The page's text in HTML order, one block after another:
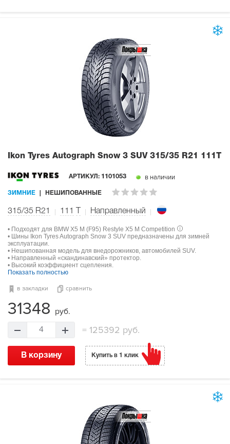
Ikon Tyres Autograph Snow 3 SUV 315/35 R21 111T
АРТИКУЛ: 1101053 в наличии
ЗИМНИЕ НЕШИПОВАННЫЕ
315/35 R21 111 Направленный
• Подходят для BMW X5 M (F95) Restyle X5 M Competition
• Шины Ikon Tyres Autograph Snow 3 SUV предназначены для зимней
эксплуатации.
• Нешипованная модель для внедорожников, автомобилей SUV.
• Направленный «скандинавский» протектор.
• Высокий коэффициент сцепления.
Показать полностью
в закладки сравнить
31348 руб.
4 =125392 руб.
В корзину Купить в 1 клик